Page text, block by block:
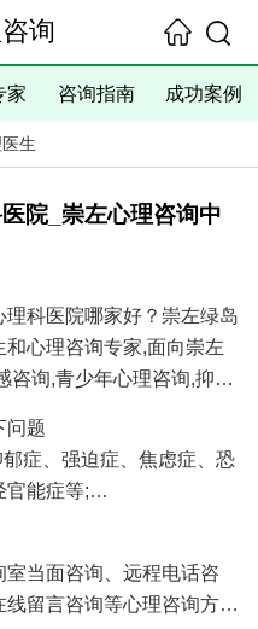
询
家 咨询指南 成功案例
生
院_崇左心理咨询中
科医院哪家好？崇左绿岛
心理咨询专家,面向崇左
咨询,青少年心理咨询,抑郁
医生专家和崇左心理咨
！
问题
症、强迫症、焦虑症、恐
官能症等;
询等;
、沉迷游戏、叛逆、早
碍、家庭教育咨询等;
当面咨询、远程电话咨
留言咨询等心理咨询方